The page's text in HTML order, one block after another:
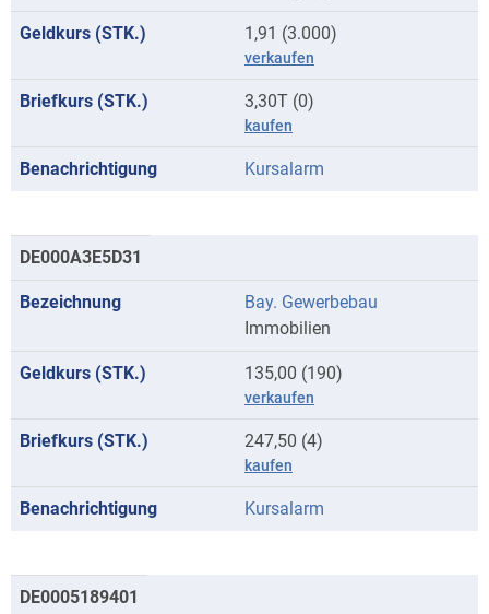
1,91 (3.000)
verkaufen
3,30T (0)
kaufen
Kursalarm
DE000A3E5D31
Bay. Gewerbebau
Immobilien
135,00 (190)
verkaufen
247,50 (4)
kaufen
Kursalarm
DE0005189401